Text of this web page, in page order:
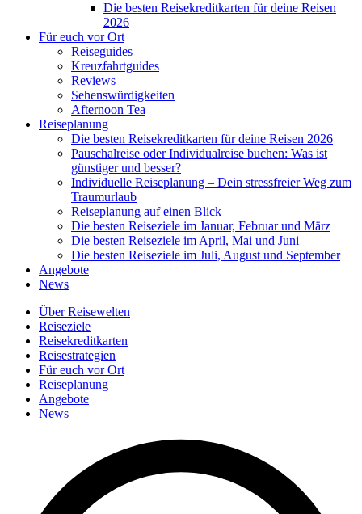
Die besten Reisekreditkarten für deine Reisen
2026
Für euch vor Ort
Reiseguides
Kreuzfahrtguides
Reviews
Sehenswürdigkeiten
Afternoon Tea
Reiseplanung
Die besten Reisekreditkarten für deine Reisen 2026
Pauschalreise oder Individualreise buchen: Was ist
günstiger und besser?
Individuelle Reiseplanung – Dein stressfreier Weg zum
Traumurlaub
Reiseplanung auf einen Blick
Die besten Reiseziele im Januar, Februar und März
Die besten Reiseziele im April, Mai und Juni
Die besten Reiseziele im Juli, August und September
Angebote
News
Über Reisewelten
Reiseziele
Reisekreditkarten
Reisestrategien
Für euch vor Ort
Reiseplanung
Angebote
News